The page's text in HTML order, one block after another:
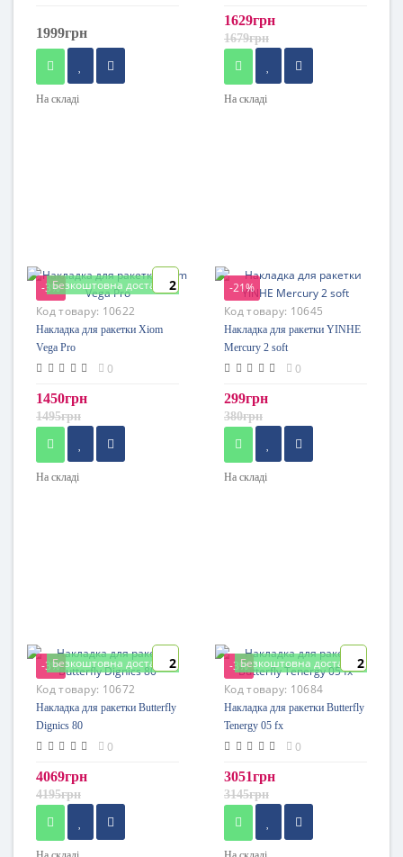
1999грн
На складі
1629грн
1679грн
На складі
-3%Безкоштовна доставка2
Код товару: 10622
Накладка для ракетки Xiom
Vega Pro
0
1450грн
1495грн
На складі
-21%
Код товару: 10645
Накладка для ракетки YINHE
Mercury 2 soft
0
299грн
380грн
На складі
-3%Безкоштовна доставка2
Код товару: 10672
Накладка для ракетки Butterfly
Dignics 80
0
4069грн
4195грн
-3%Безкоштовна доставка2
Код товару: 10684
Накладка для ракетки Butterfly
Tenergy 05 fx
0
3051грн
3145грн